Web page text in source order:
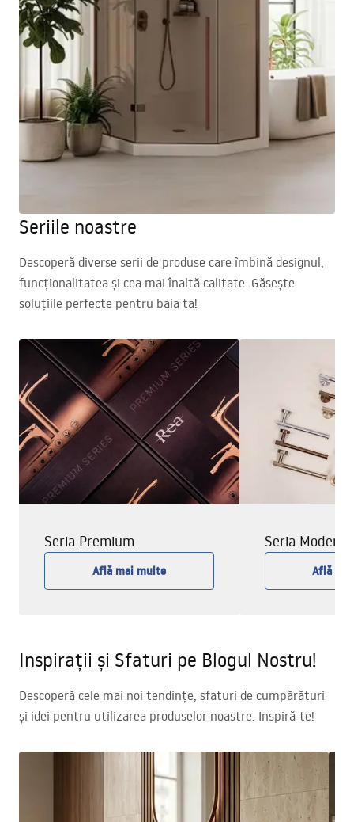
Seriile noastre
Descoperă diverse serii de produse care îmbină designul,
funcționalitatea și cea mai înaltă calitate. Găsește
soluțiile perfecte pentru baia ta!
Seria Premium
Află mai multe
Seria Modern
Află
Inspirații și Sfaturi pe Blogul Nostru!
Descoperă cele mai noi tendințe, sfaturi de cumpărături
și idei pentru utilizarea produselor noastre. Inspiră-te!